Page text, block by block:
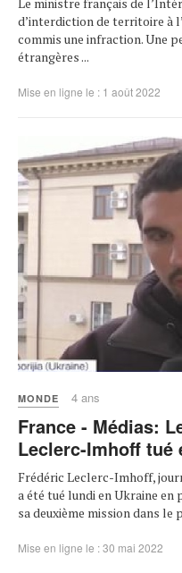
d’interdiction de territoire à
commis une infraction. Une
étrangères ...
Mise en ligne le : 1 août 2022
MONDE 4 ans
France - Médias:
Leclerc-Imhoff tué
Frédéric Leclerc-Imhoff,
a été tué lundi en Ukraine
sa deuxième mission dans le
Mise en ligne le : 30 mai 2022